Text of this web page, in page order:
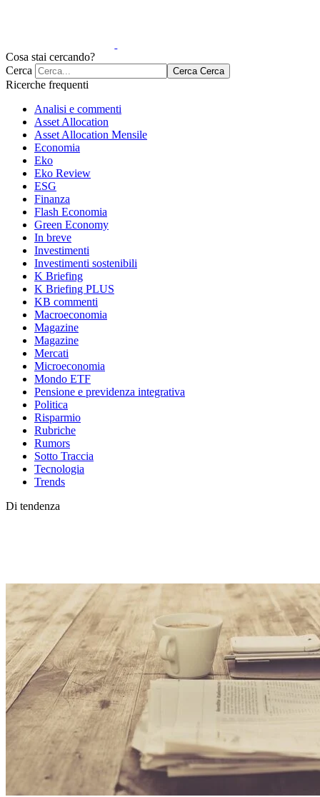
Cosa stai cercando?
Cerca
Cerca Cerca
Ricerche frequenti
Analisi e commenti
Asset Allocation
Asset Allocation Mensile
Economia
Eko
Eko Review
ESG
Finanza
Flash Economia
Green Economy
In breve
Investimenti
Investimenti sostenibili
K Briefing
K Briefing PLUS
KB commenti
Macroeconomia
Magazine
Magazine
Mercati
Microeconomia
Mondo ETF
Pensione e previdenza integrativa
Politica
Risparmio
Rubriche
Rumors
Sotto Traccia
Tecnologia
Trends
Di tendenza